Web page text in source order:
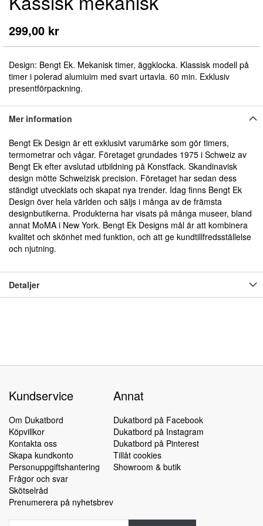
299,00 kr
Design: Bengt Ek. Mekanisk timer, äggklocka. Klassisk modell på
timer i polerad alumiuim med svart urtavla. 60 min. Exklusiv
presentförpackning.
av
bildgalleriet
Mer information
Bengt Ek Design är ett exklusivt varumärke som gör timers,
termometrar och vågar. Företaget grundades 1975 i Schweiz av
Bengt Ek efter avslutad utbildning på Konstfack. Skandinavisk
design mötte Schweizisk precision. Företaget har sedan dess
ständigt utvecklats och skapat nya trender. Idag finns Bengt Ek
Design över hela världen och säljs i många av de främsta
designbutikerna. Produkterna har visats på många museer, bland
annat MoMA i New York. Bengt Ek Designs mål är att kombinera
kvalitet och skönhet med funktion, och att ge kundtillfredsställelse
och njutning.
Detaljer
Kundservice
Om Dukatbord
Köpvillkor
Kontakta oss
Skapa kundkonto
Personuppgiftshantering
Frågor och svar
Skötselråd
Prenumerera på nyhetsbrev
Annat
Dukatbord på Facebook
Dukatbord på Instagram
Dukatbord på Pinterest
Tillåt cookies
Showroom & butik